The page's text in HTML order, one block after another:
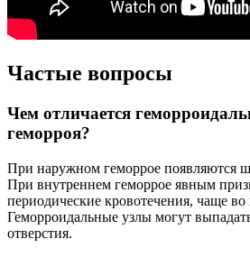
Частые вопросы
Чем отличается
геморроя?
При наружном геморрое появляются
При внутреннем геморрое явным
периодические кровотечения, чаще
Геморроидальные узлы могут
отверстия.